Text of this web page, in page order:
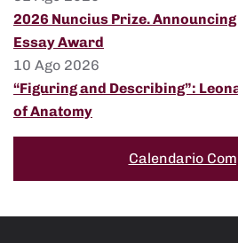
2026 Nuncius Prize.
Essay Award
10 Ago 2026
“Figuring and Describing”:
of Anatomy
Calendario